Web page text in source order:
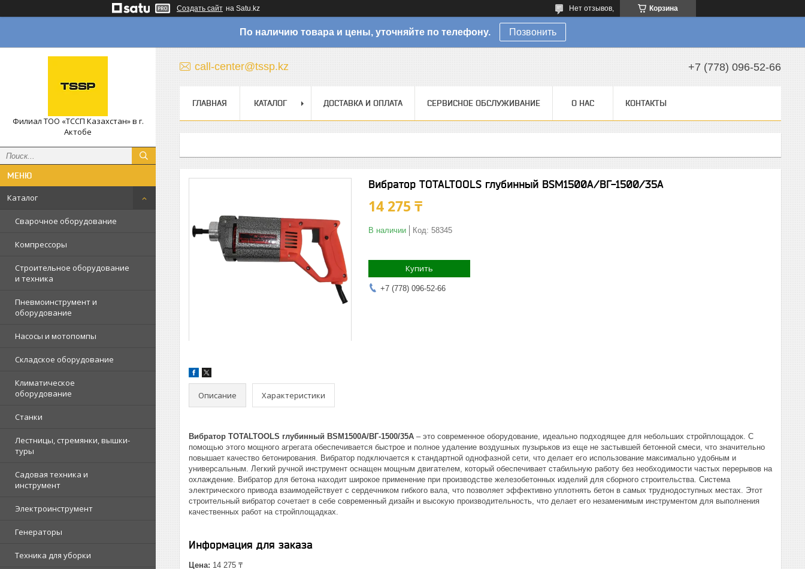
Создать сайт на Satu.kz Корзина
Нет отзывов,
По наличию товара и цены, уточняйте по телефону. Позвонить
Филиал ТОО «ТССП Казахстан» в г.
Актобе
Каталог
Сварочное оборудование
Компрессоры
Строительное оборудование
и техника
Пневмоинструмент и
оборудование
Насосы и мотопомпы
Складское оборудование
Климатическое
оборудование
Станки
Лестницы, стремянки, вышки-
туры
Садовая техника и
инструмент
Электроинструмент
Генераторы
Техника для уборки
call-center@tssp.kz +7 (778) 096-52-66
ГЛАВНАЯ КАТАЛОГ ДОСТАВКА И ОПЛАТА СЕРВИСНОЕ ОБСЛУЖИВАНИЕ О НАС КОНТАКТЫ
Вибратор TOTALTOOLS глубинный BSM1500А/ВГ-1500/35А
14 275 ₸
В наличии Код: 58345
Купить
+7 (778) 096-52-66
Описание Характеристики
Вибратор TOTALTOOLS глубинный BSM1500А/ВГ-1500/35А – это современное оборудование, идеально подходящее для небольших стройплощадок. С
помощью этого мощного агрегата обеспечивается быстрое и полное удаление воздушных пузырьков из еще не застывшей бетонной смеси, что значительно
повышает качество бетонирования. Вибратор подключается к стандартной однофазной сети, что делает его использование максимально удобным и
универсальным. Легкий ручной инструмент оснащен мощным двигателем, который обеспечивает стабильную работу без необходимости частых перерывов на
охлаждение. Вибратор для бетона находит широкое применение при производстве железобетонных изделий для сборного строительства. Система
электрического привода взаимодействует с сердечником гибкого вала, что позволяет эффективно уплотнять бетон в самых труднодоступных местах. Этот
строительный вибратор сочетает в себе современный дизайн и высокую производительность, что делает его незаменимым инструментом для выполнения
качественных работ на стройплощадках.
Информация для заказа
Цена: 14 275 ₸